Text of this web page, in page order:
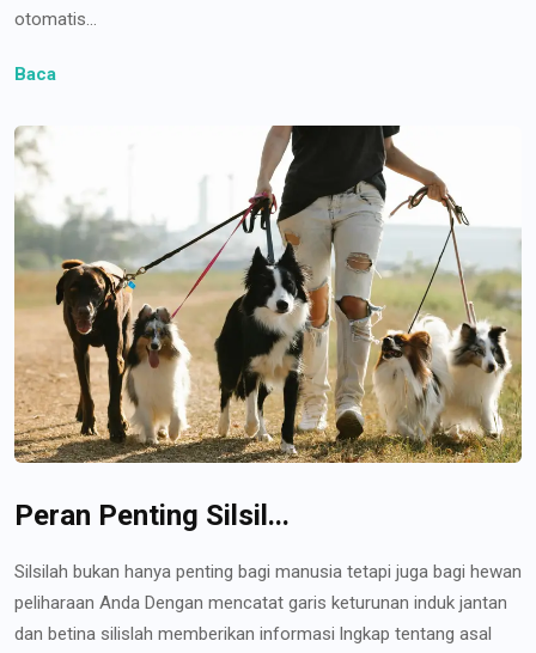
otomatis...
Baca
Peran Penting Silsil...
Silsilah bukan hanya penting bagi manusia tetapi juga bagi hewan
peliharaan Anda Dengan mencatat garis keturunan induk jantan
dan betina silislah memberikan informasi lngkap tentang asal